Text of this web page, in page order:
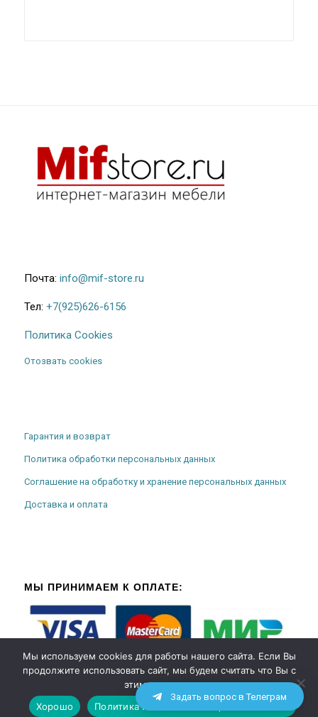
Почта: info@mif-store.ru
Тел: +7(925)626-6156
Политика Cookies
Отозвать cookies
Гарантия и возврат
Политика обработки персональных данных
Соглашение на обработку и хранение персональных данных
Доставка и оплата
МЫ ПРИНИМАЕМ К ОПЛАТЕ:
Задать вопрос в Телеграм
Мы используем cookies для работы нашего сайта. Если Вы
продолжите использовать сайт, мы будем считать что Вы с
этим согласны.
Хорошо
Политика использования файлов cookies